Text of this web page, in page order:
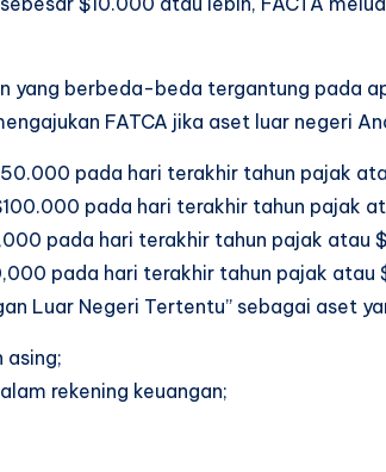
yang berbeda-beda tergantung pada
FATCA jika aset luar negeri
pada hari terakhir tahun pajak
pada hari terakhir tahun pajak
pada hari terakhir tahun pajak
pada hari terakhir tahun pajak
Luar Negeri Tertentu” sebagai aset
asing;
rekening keuangan;